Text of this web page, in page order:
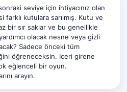
seviye için ihtiyacınız olan
farklı kutulara sarılmış. Kutu ve
bir sır saklar ve bu genellikle
olacak nesne veya gizli
Sadece önceki tüm
öğreneceksin. İçeri girene
eğlenceli bir oyun.
arayın.